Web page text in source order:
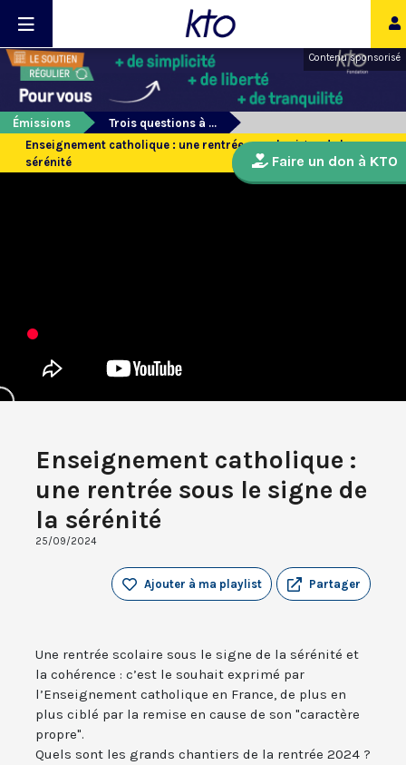
Contenu sponsorisé
Émissions
Trois questions à ...
Enseignement catholique : une rentrée sous le signe de la
sérénité
Enseignement catholique :
une rentrée sous le signe de
la sérénité
25/09/2024
Partager
Ajouter à ma playlist
Une rentrée scolaire sous le signe de la sérénité et
la cohérence : c’est le souhait exprimé par
l’Enseignement catholique en France, de plus en
plus ciblé par la remise en cause de son "caractère
propre".
Quels sont les grands chantiers de la rentrée 2024 ?
Faire un don à KTO